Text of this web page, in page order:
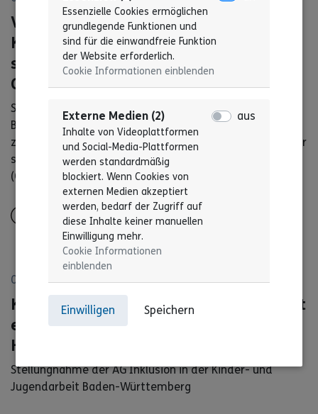
Verwendung von
Kommunikationshilfen für hör- oder
sprachbehinderte Personen in
Gerichtsverfahren
Stellungnahme der Fachverbände für Menschen mit
Behinderung zum Referentenentwurf einer Verordnung
zur Verwendung von Kommunikationshilfen für hör- oder
sprachbehinderte Personen in Gerichtsverfahren
(Gerichtskommunikationshilfeverordnung – GKHV)
Mehr erfahren
08. Mai 2026
Keine Inklusion ist zu teuer Teilhabe ist
ein Menschenrecht – keine freiwillige
Hilfe
Stellungnahme der AG Inklusion in der Kinder- und
Jugendarbeit Baden-Württemberg
Essenzielle Cookies ermöglichen
grundlegende Funktionen und
sind für die einwandfreie Funktion
der Website erforderlich.
Cookie Informationen einblenden
Externe Medien (2)
Inhalte von Videoplattformen
und Social-Media-Plattformen
werden standardmäßig
blockiert. Wenn Cookies von
externen Medien akzeptiert
werden, bedarf der Zugriff auf
diese Inhalte keiner manuellen
Einwilligung mehr.
Cookie Informationen
einblenden
aus
Einwilligen Speichern